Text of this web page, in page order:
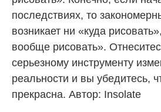
последствиях, то
возникает ни «куда
вообще рисовать».
серьезному инструменту
реальности и вы убедитесь,
прекрасна. Автор: Insolate